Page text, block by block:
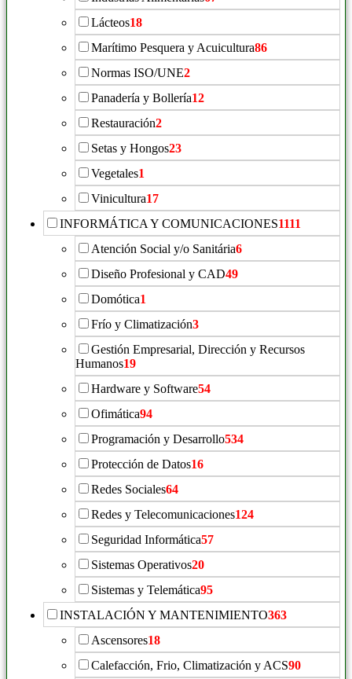
Lácteos18
Marítimo Pesquera y Acuicultura86
Normas ISO/UNE2
Panadería y Bollería12
Restauración2
Setas y Hongos23
Vegetales1
Vinicultura17
INFORMÁTICA Y COMUNICACIONES1111
Atención Social y/o Sanitária6
Diseño Profesional y CAD49
Domótica1
Frío y Climatización3
Gestión Empresarial, Dirección y Recursos
Humanos19
Hardware y Software54
Ofimática94
Programación y Desarrollo534
Protección de Datos16
Redes Sociales64
Redes y Telecomunicaciones124
Seguridad Informática57
Sistemas Operativos20
Sistemas y Telemática95
INSTALACIÓN Y MANTENIMIENTO363
Ascensores18
Calefacción, Frio, Climatización y ACS90